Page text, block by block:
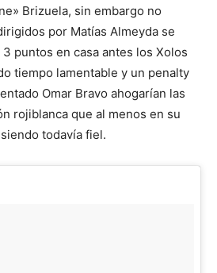
Brizuela, sin embargo no
por Matías Almeyda se
puntos en casa antes los Xolos
tiempo lamentable y un penalty
Omar Bravo ahogarían las
rojiblanca que al menos en su
todavía fiel.